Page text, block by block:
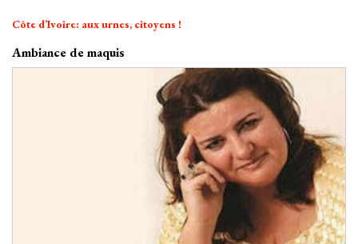
Côte d’Ivoire: aux urnes, citoyens !
Ambiance de maquis